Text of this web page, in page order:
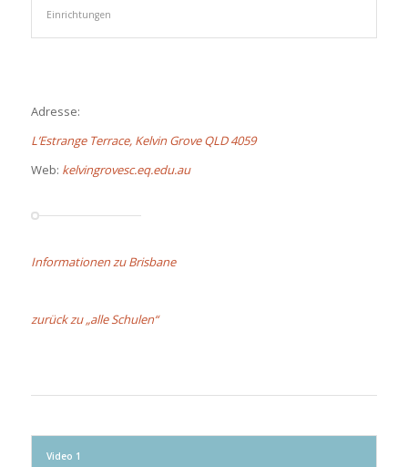
Einrichtungen
Adresse:
L’Estrange Terrace, Kelvin Grove QLD 4059
Web: kelvingrovesc.eq.edu.au
Informationen zu Brisbane
zurück zu „alle Schulen“
Video 1